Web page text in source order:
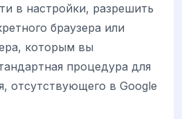
в настройки, разрешить
браузера или
которым вы
процедура для
отсутствующего в Google